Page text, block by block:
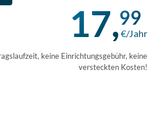
17,99
€/Jahr
keine Einrichtungsgebühr, keine
versteckten Kosten!